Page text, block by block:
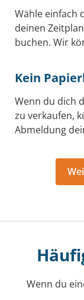
Wähle einfach
deinen
buchen. Wir
Kein
Wenn du dich
zu verkaufen,
Abmeldung
Wenn du